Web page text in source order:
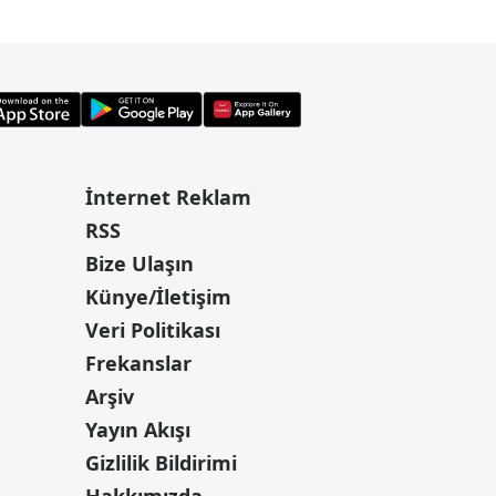
İnternet Reklam
RSS
Bize Ulaşın
Künye/İletişim
Veri Politikası
Frekanslar
Arşiv
Yayın Akışı
Gizlilik Bildirimi